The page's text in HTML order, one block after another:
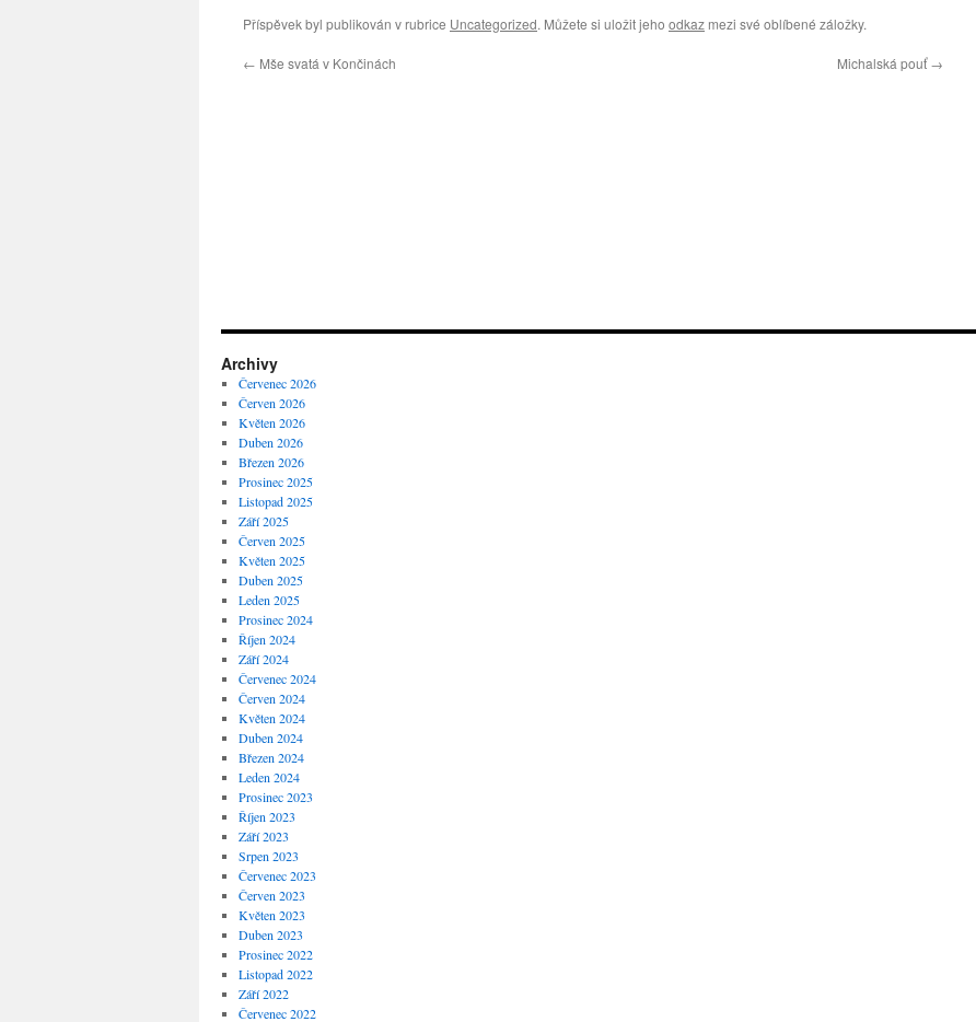
Příspěvek byl publikován v rubrice Uncategorized. Můžete si uložit jeho odkaz mezi své oblíbené záložky.
← Mše svatá v Končinách Michalská pouť→
Archivy
Červenec 2026
Červen 2026
Květen 2026
Duben 2026
Březen 2026
Prosinec 2025
Listopad 2025
Září 2025
Červen 2025
Květen 2025
Duben 2025
Leden 2025
Prosinec 2024
Říjen 2024
Září 2024
Červenec 2024
Červen 2024
Květen 2024
Duben 2024
Březen 2024
Leden 2024
Prosinec 2023
Říjen 2023
Září 2023
Srpen 2023
Červenec 2023
Červen 2023
Květen 2023
Duben 2023
Prosinec 2022
Listopad 2022
Září 2022
Červenec 2022